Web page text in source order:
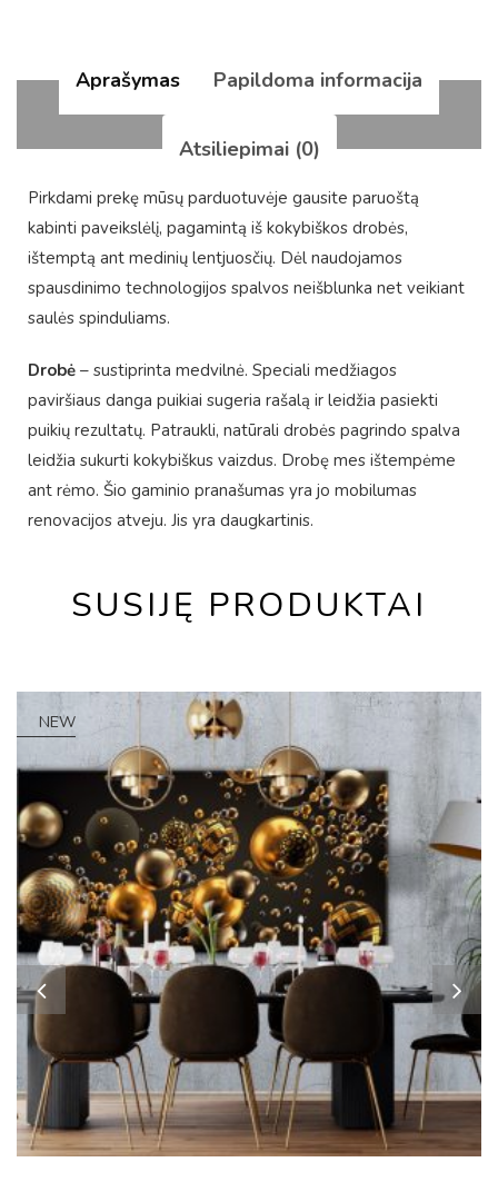
Aprašymas Papildoma informacija
Atsiliepimai (0)
Pirkdami prekę mūsų parduotuvėje gausite paruoštą
kabinti paveikslėlį, pagamintą iš kokybiškos drobės,
ištemptą ant medinių lentjuosčių. Dėl naudojamos
spausdinimo technologijos spalvos neišblunka net veikiant
saulės spinduliams.
Drobė – sustiprinta medvilnė. Speciali medžiagos
paviršiaus danga puikiai sugeria rašalą ir leidžia pasiekti
puikių rezultatų. Patraukli, natūrali drobės pagrindo spalva
leidžia sukurti kokybiškus vaizdus. Drobę mes ištempėme
ant rėmo. Šio gaminio pranašumas yra jo mobilumas
renovacijos atveju. Jis yra daugkartinis.
SUSIJĘ PRODUKTAI
NEW